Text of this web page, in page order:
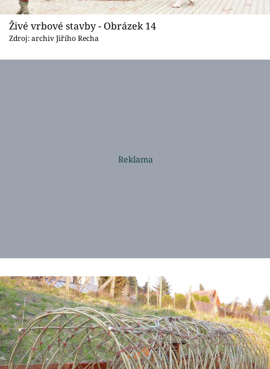
Živé vrbové stavby - Obrázek 14
Zdroj: archiv Jiřího Recha